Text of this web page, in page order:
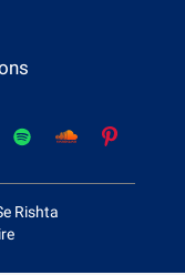
Rishta